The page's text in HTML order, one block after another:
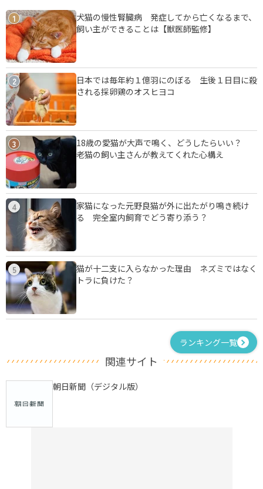
1
犬猫の慢性腎臓病 発症してから亡くなるまで、
飼い主ができることは【獣医師監修】
2
日本では毎年約１億羽にのぼる 生後１日目に殺
される採卵鶏のオスヒヨコ
3
18歳の愛猫が大声で鳴く、どうしたらいい？
老猫の飼い主さんが教えてくれた心構え
4
家猫になった元野良猫が外に出たがり鳴き続け
る 完全室内飼育でどう寄り添う？
5
猫が十二支に入らなかった理由 ネズミではなく
トラに負けた？
ランキング一覧
関連サイト
朝日新聞（デジタル版）